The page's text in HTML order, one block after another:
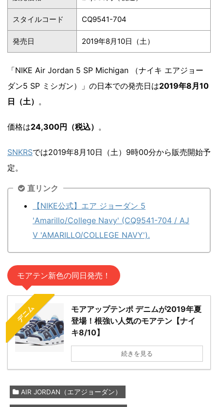
スタイルコード CQ9541-704
発売日 2019年8月10日（土）
「NIKE Air Jordan 5 SP Michigan （ナイキ エアジョー
ダン5 SP ミシガン）」の日本での発売日は2019年8月10
日（土） 。
価格は24,300円（税込） 。
SNKRSでは2019年8月10日（土）9時00分から販売開始予
定。
直リンク
【NIKE公式】エア ジョーダン 5
'Amarillo/College Navy' (CQ9541-704 / AJ
V 'AMARILLO/COLLEGE NAVY').
モアテン新色の同日発売！
デニム
モアアップテンポ デニムが2019年夏
登場！根強い人気のモアテン【ナイ
キ8/10】
続きを見る
AIR JORDAN（エアジョーダン）